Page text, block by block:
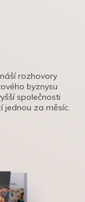
rozhovory
byznysu
společnosti
jednou za měsíc.